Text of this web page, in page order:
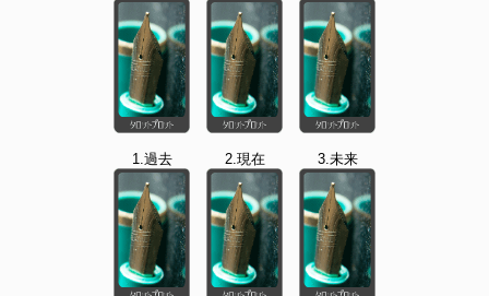
1.過去 2.現在 3.未来